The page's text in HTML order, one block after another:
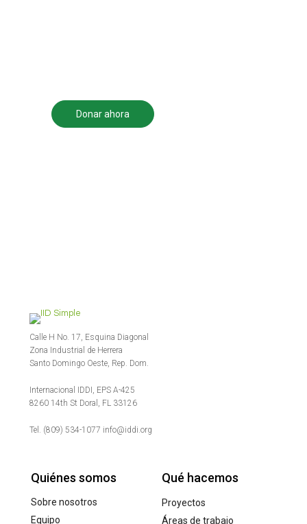
Donar ahora
Calle H No. 17, Esquina Diagonal
Zona Industrial de Herrera
Santo Domingo Oeste, Rep. Dom.
Internacional IDDI, EPS A-425
8260 14th St Doral, FL 33126
Tel. (809) 534-1077 info@iddi.org
Quiénes somos
Sobre nosotros
Equipo
Qué hacemos
Proyectos
Áreas de trabajo